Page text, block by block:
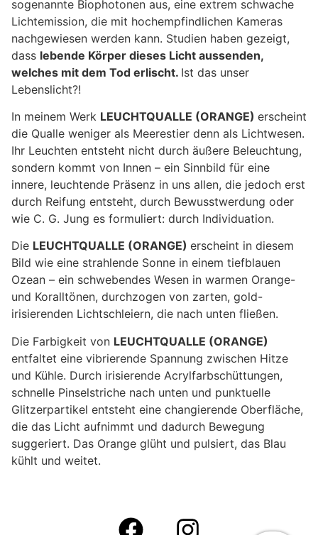
sogenannte Biophotonen aus, eine extrem schwache
Lichtemission, die mit hochempfindlichen Kameras
nachgewiesen werden kann. Studien haben gezeigt,
dass lebende Körper dieses Licht aussenden,
welches mit dem Tod erlischt. Ist das unser
Lebenslicht?!
In meinem Werk LEUCHTQUALLE (ORANGE) erscheint
die Qualle weniger als Meerestier denn als Lichtwesen.
Ihr Leuchten entsteht nicht durch äußere Beleuchtung,
sondern kommt von Innen – ein Sinnbild für eine
innere, leuchtende Präsenz in uns allen, die jedoch erst
durch Reifung entsteht, durch Bewusstwerdung oder
wie C. G. Jung es formuliert: durch Individuation.
Die LEUCHTQUALLE (ORANGE) erscheint in diesem
Bild wie eine strahlende Sonne in einem tiefblauen
Ozean – ein schwebendes Wesen in warmen Orange-
und Koralltönen, durchzogen von zarten, gold-
irisierenden Lichtschleiern, die nach unten fließen.
Die Farbigkeit von LEUCHTQUALLE (ORANGE)
entfaltet eine vibrierende Spannung zwischen Hitze
und Kühle. Durch irisierende Acrylfarbschüttungen,
schnelle Pinselstriche nach unten und punktuelle
Glitzerpartikel entsteht eine changierende Oberfläche,
die das Licht aufnimmt und dadurch Bewegung
suggeriert. Das Orange glüht und pulsiert, das Blau
kühlt und weitet.